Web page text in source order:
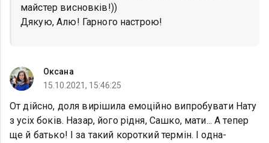
майстер висновків!))
Дякую, Алю! Гарного настрою!
Оксана
15.10.2021, 15:46:25
От дійсно, доля вирішила емоційно випробувати Нату
з усіх боків. Назар, його рідня, Сашко, мати... А тепер
ще й батько! І за такий короткий термін. І одна-